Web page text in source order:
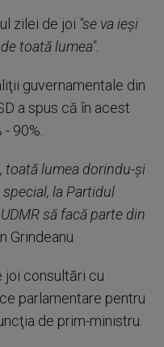
zilei de joi "se va ieşi
toată lumea".
guvernamentale din
a spus că în acest
90%.
toată lumea dorindu-şi
la Partidul
să facă parte din
Grindeanu.
joi consultări cu
parlamentare pentru
de prim-ministru.